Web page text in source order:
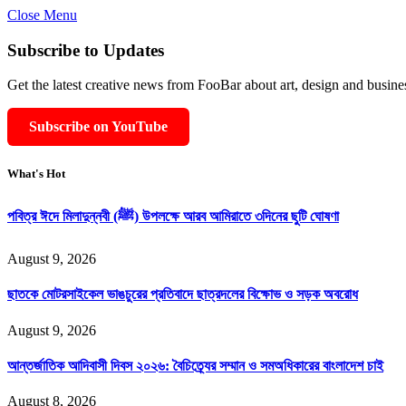
Close Menu
Subscribe to Updates
Get the latest creative news from FooBar about art, design and
Subscribe on YouTube
What's Hot
পবিত্র ঈদে মিলাদুন্নবী (ﷺ) উপলক্ষে আরব আমিরাতে ৩দিনের ছুটি ঘোষণা
August 9, 2026
ছাতকে মোটরসাইকেল ভাঙচুরের প্রতিবাদে ছাত্রদলের বিক্ষোভ ও সড়ক অবরোধ
August 9, 2026
আন্তর্জাতিক আদিবাসী দিবস ২০২৬: বৈচিত্র্যের সম্মান ও সমঅধিকারের বাংলাদেশ চাই
August 8, 2026